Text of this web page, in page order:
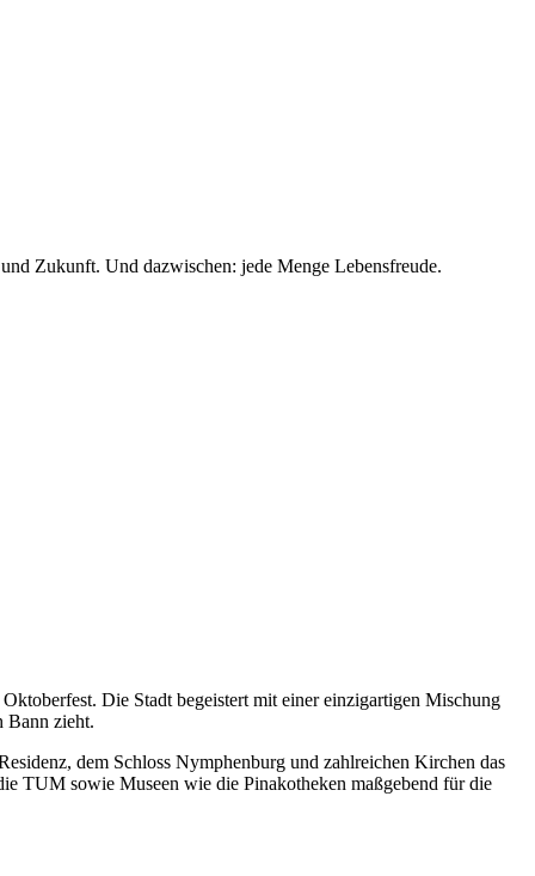
Zukunft. Und dazwischen: jede Menge Lebensfreude.
Die Stadt begeistert mit einer einzigartigen Mischung
Bann zieht.
dem Schloss Nymphenburg und zahlreichen Kirchen das
TUM sowie Museen wie die Pinakotheken maßgebend für die